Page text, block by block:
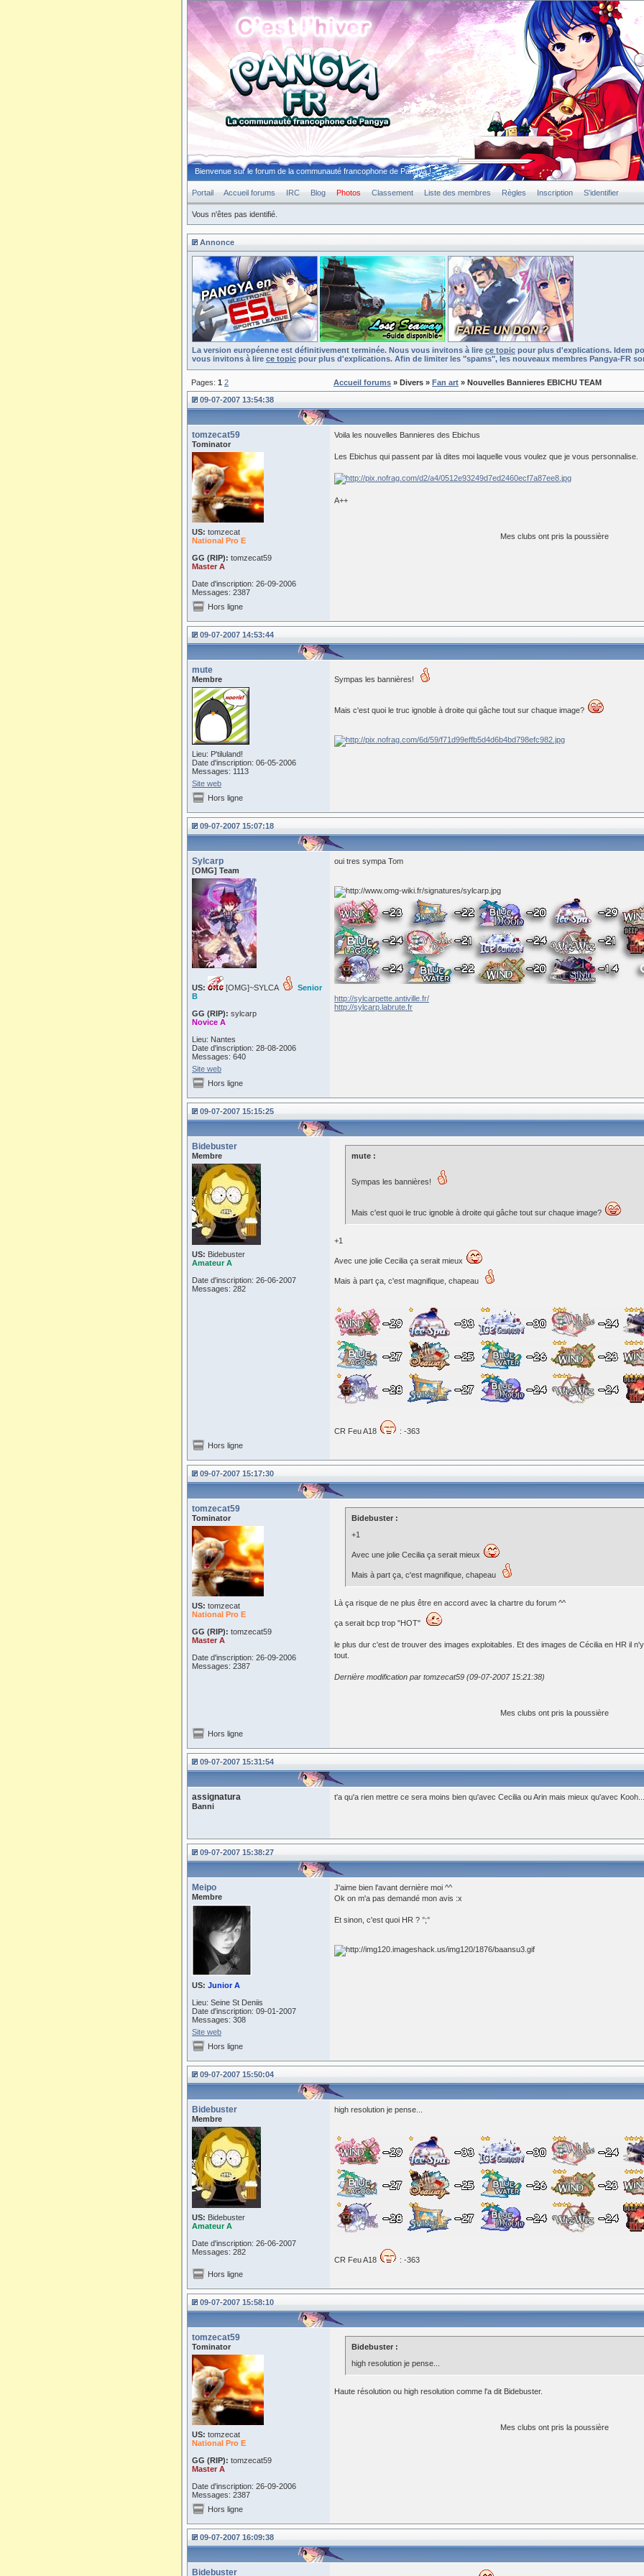
Bienvenue sur le forum de la communauté francophone de Pangya !
Portail Accueil forums IRC Blog Photos Classement Liste des membres Règles Inscription S'identifier
Vous n'êtes pas identifié.
Annonce
La version européenne est définitivement terminée. Nous vous invitons à lire ce topic pour plus d'explications. Idem
vous invitons à lire ce topic pour plus d'explications. Afin de limiter les "spams", les nouveaux membres Pangya-FR
Pages: 1 2 Accueil forums » Divers » Fan art » Nouvelles Bannieres EBICHU TEAM
09-07-2007 13:54:38
tomzecat59
Tominator
US: tomzecat
National Pro E
GG (RIP): tomzecat59
Master A
Date d'inscription: 26-09-2006
Messages: 2387
Voila les nouvelles Bannieres des Ebichus
Les Ebichus qui passent par là dites moi laquelle vous voulez que je vous personnalise.
A++
Mes clubs ont pris la poussière
Hors ligne
09-07-2007 14:53:44
mute
Membre
Lieu: P'tiluland!
Date d'inscription: 06-05-2006
Messages: 1113
Site web
Sympas les bannières!
Mais c'est quoi le truc ignoble à droite qui gâche tout sur chaque image?
Hors ligne
09-07-2007 15:07:18
Sylcarp
[OMG] Team
US: [OMG]~SYLCA
Senior
B
GG (RIP): sylcarp
Novice A
Lieu: Nantes
Date d'inscription: 28-08-2006
Messages: 640
Site web
oui tres sympa Tom
http://sylcarpette.antiville.fr/
http://sylcarp.labrute.fr
Hors ligne
09-07-2007 15:15:25
Bidebuster
Membre
US: Bidebuster
Amateur A
Date d'inscription: 26-06-2007
Messages: 282
mute :
Sympas les bannières!
Mais c'est quoi le truc ignoble à droite qui gâche tout sur chaque image?
+1
Avec une jolie Cecilia ça serait mieux
Mais à part ça, c'est magnifique, chapeau
CR Feu A18
: -363
Hors ligne
09-07-2007 15:17:30
tomzecat59
Tominator
US: tomzecat
National Pro E
GG (RIP): tomzecat59
Master A
Date d'inscription: 26-09-2006
Messages: 2387
Bidebuster :
+1
Avec une jolie Cecilia ça serait mieux
Mais à part ça, c'est magnifique, chapeau
Là ça risque de ne plus être en accord avec la chartre du forum ^^
ça serait bcp trop "HOT"
le plus dur c'est de trouver des images exploitables. Et des images de Cécilia en HR il
tout.
Dernière modification par tomzecat59 (09-07-2007 15:21:38)
Mes clubs ont pris la poussière
Hors ligne
09-07-2007 15:31:54
assignatura
Banni
t'a qu'a rien mettre ce sera moins bien qu'avec Cecilia ou Arin mais mieux qu'avec Kooh...
09-07-2007 15:38:27
Meipo
Membre
US: Junior A
Lieu: Seine St Deniis
Date d'inscription: 09-01-2007
Messages: 308
Site web
J'aime bien l'avant dernière moi ^^
Ok on m'a pas demandé mon avis :x
Et sinon, c'est quoi HR ? °;°
Hors ligne
09-07-2007 15:50:04
Bidebuster
Membre
US: Bidebuster
Amateur A
Date d'inscription: 26-06-2007
Messages: 282
high resolution je pense...
CR Feu A18
: -363
Hors ligne
09-07-2007 15:58:10
tomzecat59
Tominator
US: tomzecat
National Pro E
GG (RIP): tomzecat59
Master A
Date d'inscription: 26-09-2006
Messages: 2387
Bidebuster :
high resolution je pense...
Haute résolution ou high resolution comme l'a dit Bidebuster.
Mes clubs ont pris la poussière
Hors ligne
09-07-2007 16:09:38
Bidebuster